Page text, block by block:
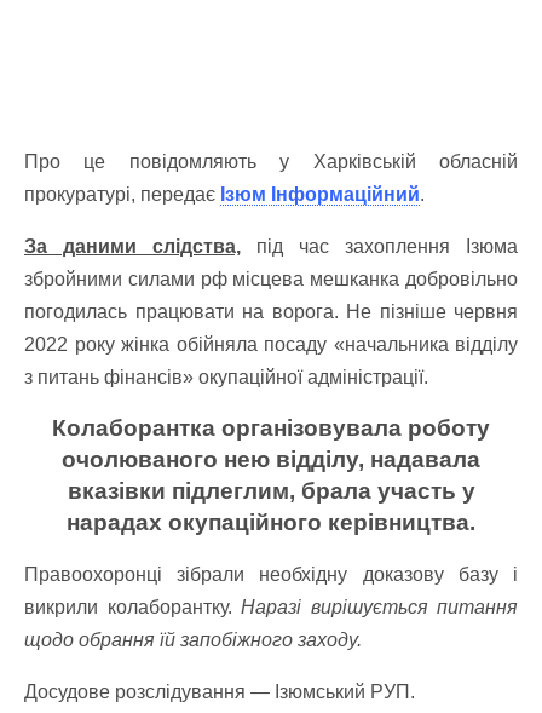
Про це повідомляють у Харківській обласній
прокуратурі, передає Ізюм Інформаційний.
За даними слідства, під час захоплення Ізюма
збройними силами рф місцева мешканка добровільно
погодилась працювати на ворога. Не пізніше червня
2022 року жінка обійняла посаду «начальника відділу
з питань фінансів» окупаційної адміністрації.
Колаборантка організовувала роботу
очолюваного нею відділу, надавала
вказівки підлеглим, брала участь у
нарадах окупаційного керівництва.
Правоохоронці зібрали необхідну доказову базу і
викрили колаборантку. Наразі вирішується питання
щодо обрання їй запобіжного заходу.
Досудове розслідування — Ізюмський РУП.